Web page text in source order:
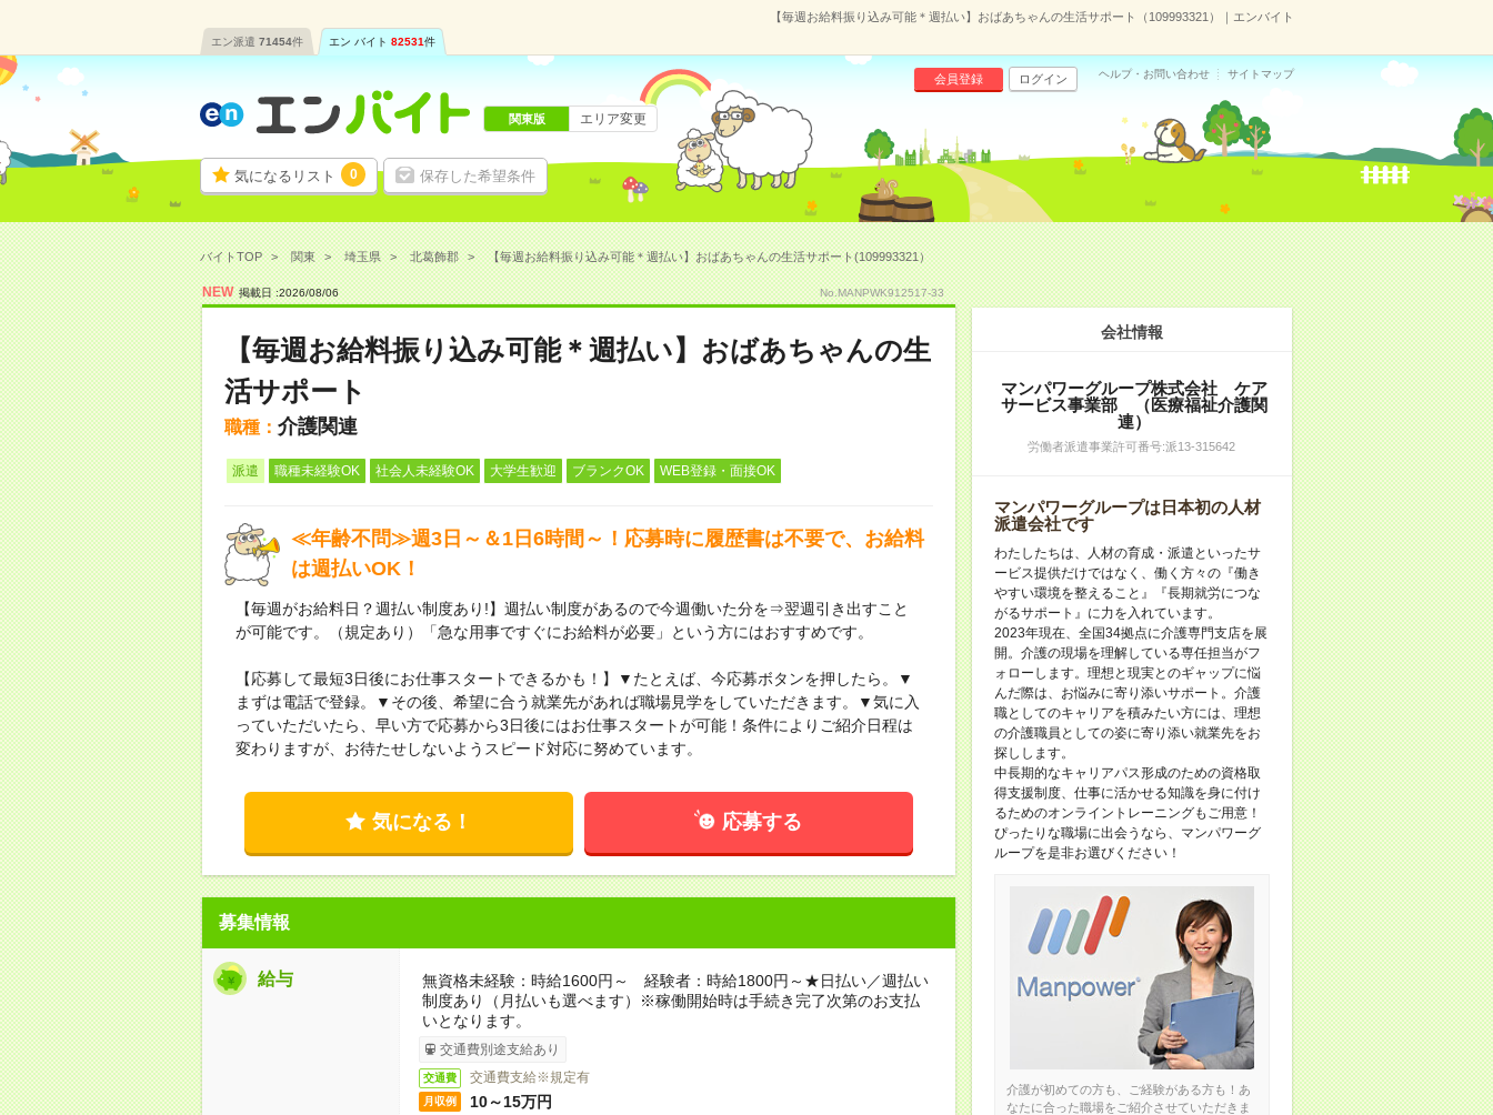
【毎週お給料振り込み可能＊週払い】おばあちゃんの生活サポート（109993321）｜エンバイト
エン派遣 71454件 エン バイト 82531件
気になるリスト 0 保存した希望条件
会員登録 ログイン ヘルプ・お問い合わせ サイトマップ
関東版 エリア変更
バイトTOP 関東 埼玉県 北葛飾郡 【毎週お給料振り込み可能＊週払い】おばあちゃんの生活サポート(109993321）
NEW 掲載日 :2026/08/06 No.MANPWK912517-33
【毎週お給料振り込み可能＊週払い】おばあちゃんの生
活サポート
職種： 介護関連
派遣 職種未経験OK 社会人未経験OK 大学生歓迎 ブランクOK WEB登録・面接OK
≪年齢不問≫週3日～＆1日6時間～！応募時に履歴書は不要で、お給料
は週払いOK！
【毎週がお給料日？週払い制度あり!】週払い制度があるので今週働いた分を⇒翌週引き出すこと
が可能です。（規定あり）「急な用事ですぐにお給料が必要」という方にはおすすめです。
【応募して最短3日後にお仕事スタートできるかも！】▼たとえば、今応募ボタンを押したら。▼
まずは電話で登録。▼その後、希望に合う就業先があれば職場見学をしていただきます。▼気に入
っていただいたら、早い方で応募から3日後にはお仕事スタートが可能！条件によりご紹介日程は
変わりますが、お待たせしないようスピード対応に努めています。
気になる！ 応募する
募集情報
給与
無資格未経験：時給1600円～ 経験者：時給1800円～★日払い／週払い
制度あり（月払いも選べます）※稼働開始時は手続き完了次第のお支払
いとなります。
交通費別途支給あり
交通費 交通費支給※規定有
月収例 10～15万円
会社情報
マンパワーグループ株式会社 ケア
サービス事業部 （医療福祉介護関
連）
労働者派遣事業許可番号:派13-315642
マンパワーグループは日本初の人材
派遣会社です
わたしたちは、人材の育成・派遣といったサ
ービス提供だけではなく、働く方々の『働き
やすい環境を整えること』『長期就労につな
がるサポート』に力を入れています。
2023年現在、全国34拠点に介護専門支店を展
開。介護の現場を理解している専任担当がフ
ォローします。理想と現実とのギャップに悩
んだ際は、お悩みに寄り添いサポート。介護
職としてのキャリアを積みたい方には、理想
の介護職員としての姿に寄り添い就業先をお
探しします。
中長期的なキャリアパス形成のための資格取
得支援制度、仕事に活かせる知識を身に付け
るためのオンライントレーニングもご用意！
ぴったりな職場に出会うなら、マンパワーグ
ループを是非お選びください！
介護が初めての方も、ご経験がある方も！あ
なたに合った職場をご紹介させていただきま